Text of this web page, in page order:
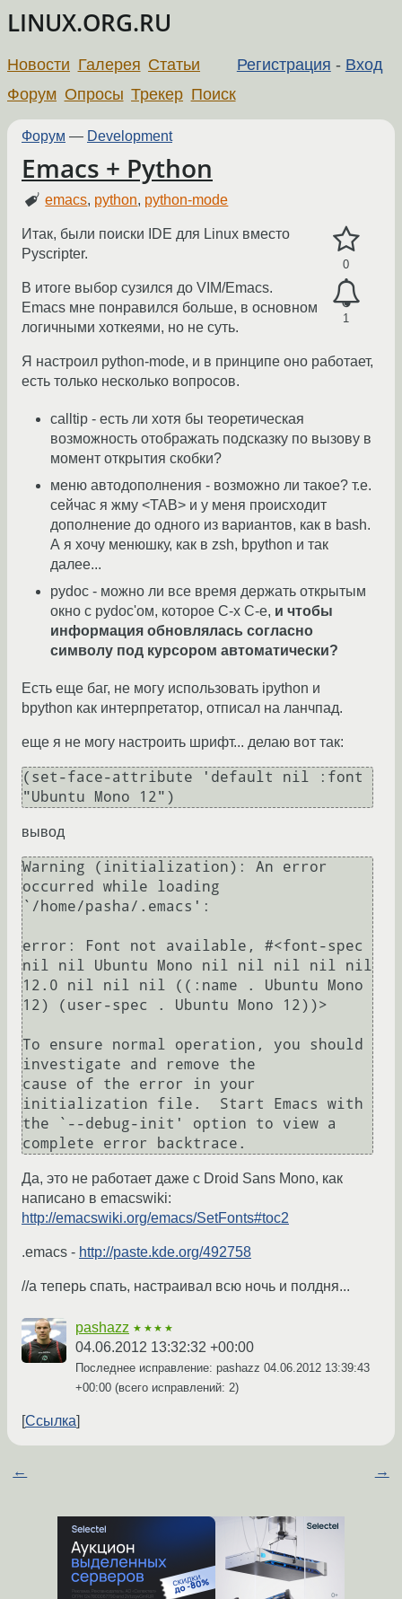
LINUX.ORG.RU
Регистрация - Вход
Новости Галерея Статьи
Форум Опросы Трекер Поиск
Форум — Development
Emacs + Python
emacs, python, python-mode
0
1
Итак, были поиски IDE для Linux вместо
Pyscripter.
В итоге выбор сузился до VIM/Emacs.
Emacs мне понравился больше, в основном
логичными хоткеями, но не суть.
Я настроил python-mode, и в принципе оно работает,
есть только несколько вопросов.
calltip - есть ли хотя бы теоретическая
возможность отображать подсказку по вызову в
момент открытия скобки?
меню автодополнения - возможно ли такое? т.е.
сейчас я жму <TAB> и у меня происходит
дополнение до одного из вариантов, как в bash.
А я хочу менюшку, как в zsh, bpython и так
далее...
pydoc - можно ли все время держать открытым
окно с pydoc'ом, которое C-x C-e, и чтобы
информация обновлялась согласно
символу под курсором автоматически?
Есть еще баг, не могу использовать ipython и
bpython как интерпретатор, отписал на ланчпад.
еще я не могу настроить шрифт... делаю вот так:
(set-face-attribute 'default nil :font
вывод
Warning (initialization): An error
occurred while loading
`/home/pasha/.emacs':
error: Font not available, #<font-spec
nil nil Ubuntu Mono nil nil nil nil nil
12.0 nil nil nil ((:name . Ubuntu Mono
12) (user-spec . Ubuntu Mono 12))>
To ensure normal operation, you should
investigate and remove the
cause of the error in your
initialization file.  Start Emacs with
the `--debug-init' option to view a
Да, это не работает даже с Droid Sans Mono, как
написано в emacswiki:
http://emacswiki.org/emacs/SetFonts#toc2
.emacs - http://paste.kde.org/492758
//а теперь спать, настраивал всю ночь и полдня...
pashazz ★★★★
04.06.2012 13:32:32 +00:00
Последнее исправление: pashazz 04.06.2012 13:39:43
+00:00 (всего исправлений: 2)
Ссылка
← →